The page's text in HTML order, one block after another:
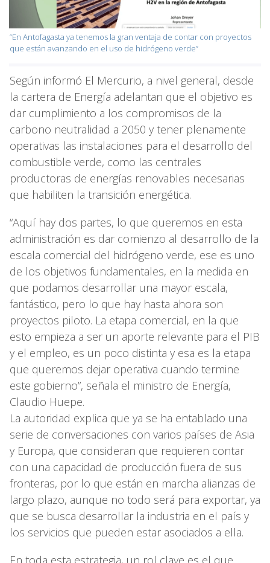
“En Antofagasta ya tenemos la gran ventaja de contar con proyectos
que están avanzando en el uso de hidrógeno verde”
Según informó El Mercurio, a nivel general, desde
la cartera de Energía adelantan que el objetivo es
dar cumplimiento a los compromisos de la
carbono neutralidad a 2050 y tener plenamente
operativas las instalaciones para el desarrollo del
combustible verde, como las centrales
productoras de energías renovables necesarias
que habiliten la transición energética.
“Aquí hay dos partes, lo que queremos en esta
administración es dar comienzo al desarrollo de la
escala comercial del hidrógeno verde, ese es uno
de los objetivos fundamentales, en la medida en
que podamos desarrollar una mayor escala,
fantástico, pero lo que hay hasta ahora son
proyectos piloto. La etapa comercial, en la que
esto empieza a ser un aporte relevante para el PIB
y el empleo, es un poco distinta y esa es la etapa
que queremos dejar operativa cuando termine
este gobierno”, señala el ministro de Energía,
Claudio Huepe.
La autoridad explica que ya se ha entablado una
serie de conversaciones con varios países de Asia
y Europa, que consideran que requieren contar
con una capacidad de producción fuera de sus
fronteras, por lo que están en marcha alianzas de
largo plazo, aunque no todo será para exportar, ya
que se busca desarrollar la industria en el país y
los servicios que pueden estar asociados a ella.
En toda esta estrategia, un rol clave es el que